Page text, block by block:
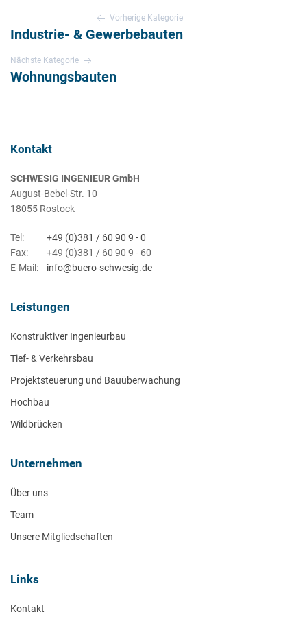
Vorherige Kategorie
Industrie- & Gewerbebauten
Nächste Kategorie
Wohnungsbauten
Kontakt
SCHWESIG INGENIEUR GmbH
August-Bebel-Str. 10
18055 Rostock
Tel:
+49 (0)381 / 60 90 9 - 0
Fax:
+49 (0)381 / 60 90 9 - 60
E-Mail:
info@buero-schwesig.de
Leistungen
Konstruktiver Ingenieurbau
Tief- & Verkehrsbau
Projektsteuerung und Bauüberwachung
Hochbau
Wildbrücken
Unternehmen
Über uns
Team
Unsere Mitgliedschaften
Links
Kontakt